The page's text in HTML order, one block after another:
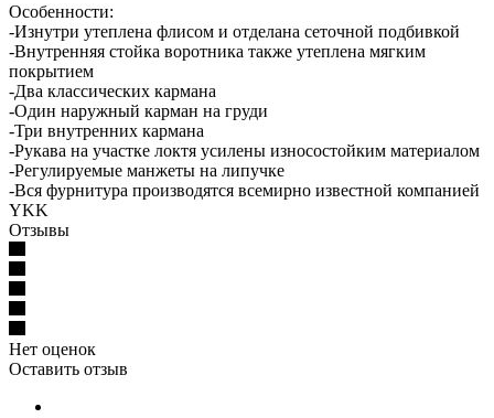
Особенности:
-Изнутри утеплена флисом и отделана сеточной подбивкой
-Внутренняя стойка воротника также утеплена мягким
покрытием
-Два классических кармана
-Один наружный карман на груди
-Три внутренних кармана
-Рукава на участке локтя усилены износостойким материалом
-Регулируемые манжеты на липучке
-Вся фурнитура производятся всемирно известной компанией
YKK
Отзывы
Нет оценок
Оставить отзыв